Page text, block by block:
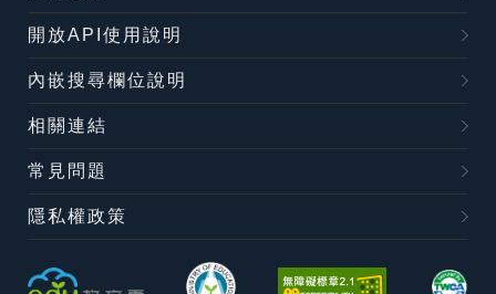
開放API使用說明
內嵌搜尋欄位說明
相關連結
常見問題
隱私權政策